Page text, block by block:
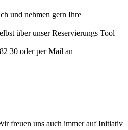
und nehmen gern Ihre
über unser Reservierungs Tool
30 oder per Mail an
freuen uns auch immer auf Initiativ